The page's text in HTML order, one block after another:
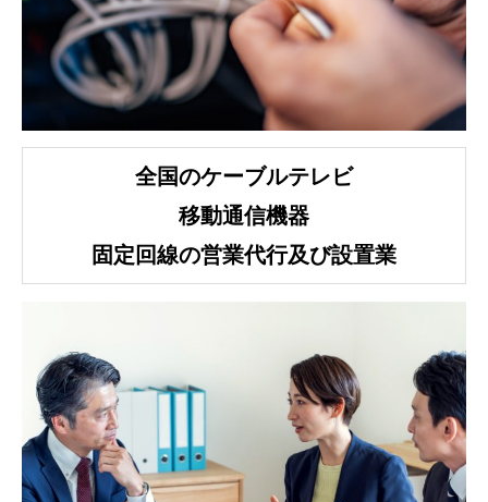
全国のケーブルテレビ
移動通信機器
固定回線の営業代行及び設置業